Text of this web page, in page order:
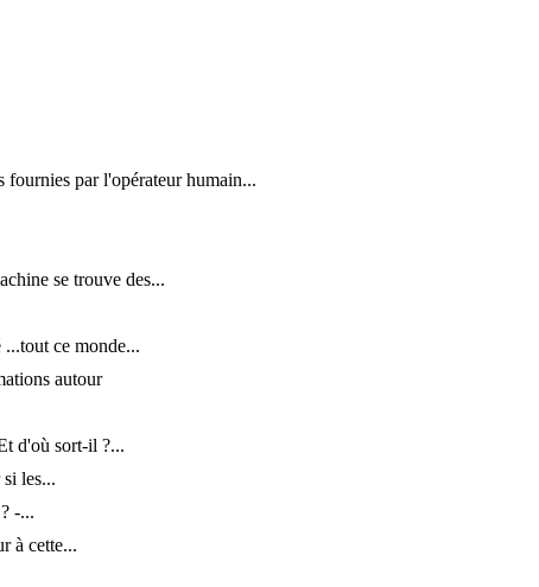
fournies par l'opérateur humain...
se trouve des...
...tout ce monde...
autour
d'où sort-il ?...
les...
-...
à cette...